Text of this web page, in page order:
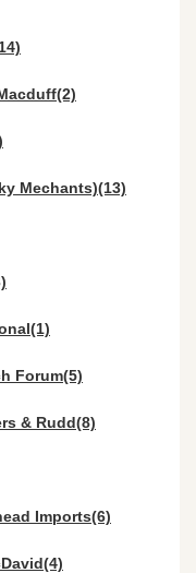
Mechants)(13)
Forum(5)
& Rudd(8)
Imports(6)